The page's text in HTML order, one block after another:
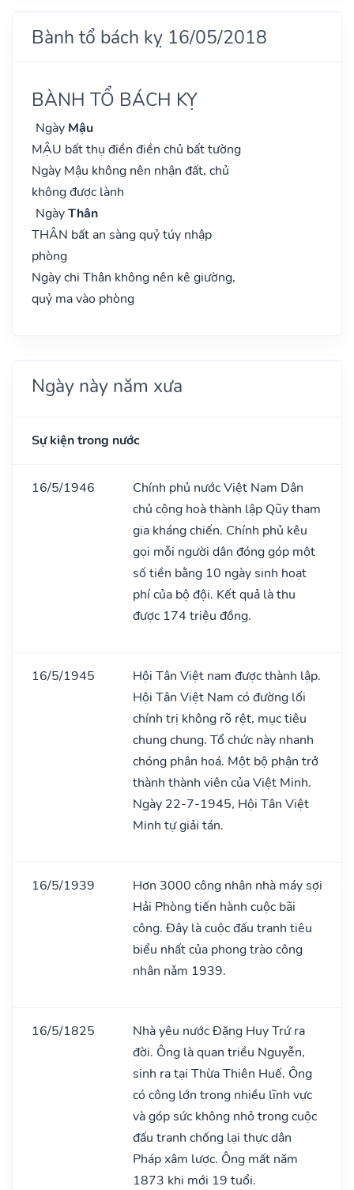
Bành tổ bách kỵ 16/05/2018
BÀNH TỔ BÁCH KỴ
Ngày Mậu
MẬU bất thụ điền điền chủ bất tường
Ngày Mậu không nên nhận đất, chủ
không được lành
NgàyThân
THÂN bất an sàng quỷ túy nhập
phòng
Ngày chi Thân không nên kê giường,
quỷ ma vào phòng
Ngày này năm xưa
Sự kiện trong nước
16/5/1946
Chính phủ nước Việt Nam Dân
chủ cộng hoà thành lập Qũy tham
gia kháng chiến. Chính phủ kêu
gọi mỗi người dân đóng góp một
số tiền bằng 10 ngày sinh hoạt
phí của bộ đội. Kết quả là thu
được 174 triệu đồng.
16/5/1945
Hội Tân Việt nam được thành lập.
Hội Tân Việt Nam có đường lối
chính trị không rõ rệt, mục tiêu
chung chung. Tổ chức này nhanh
chóng phân hoá. Một bộ phận trở
thành thành viên của Việt Minh.
Ngày 22-7-1945, Hội Tân Việt
Minh tự giải tán.
16/5/1939
Hơn 3000 công nhân nhà máy sợi
Hải Phòng tiến hành cuộc bãi
công. Đây là cuộc đấu tranh tiêu
biểu nhất của phong trào công
nhân nǎm 1939.
16/5/1825
Nhà yêu nước Đặng Huy Trứ ra
đời. Ông là quan triều Nguyễn,
sinh ra tại Thừa Thiên Huế. Ông
có công lớn trong nhiều lĩnh vực
và góp sức không nhỏ trong cuộc
đấu tranh chống lại thực dân
Pháp xâm lược. Ông mất năm
1873 khi mới 19 tuổi.